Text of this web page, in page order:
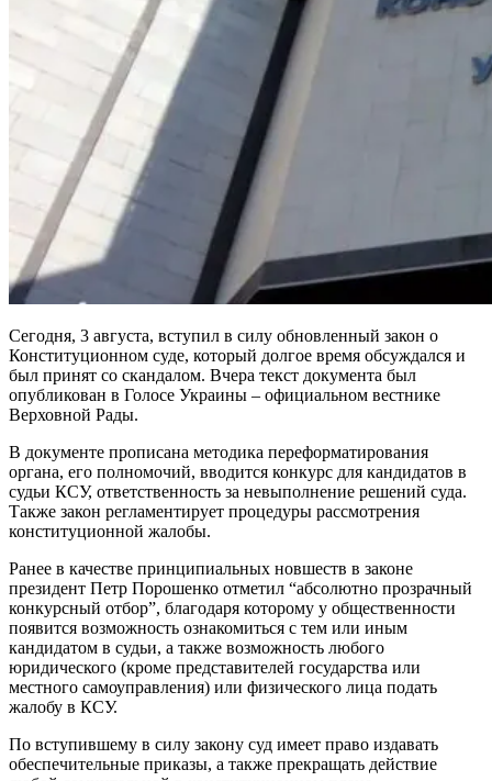
Сегодня, 3 августа, вступил в силу обновленный закон о
Конституционном суде, который долгое время обсуждался и
был принят со скандалом. Вчера текст документа был
опубликован в Голосе Украины – официальном вестнике
Верховной Рады.
В документе прописана методика переформатирования
органа, его полномочий, вводится конкурс для кандидатов в
судьи КСУ, ответственность за невыполнение решений суда.
Также закон регламентирует процедуры рассмотрения
конституционной жалобы.
Ранее в качестве принципиальных новшеств в законе
президент Петр Порошенко отметил “абсолютно прозрачный
конкурсный отбор”, благодаря которому у общественности
появится возможность ознакомиться с тем или иным
кандидатом в судьи, а также возможность любого
юридического (кроме представителей государства или
местного самоуправления) или физического лица подать
жалобу в КСУ.
По вступившему в силу закону суд имеет право издавать
обеспечительные приказы, а также прекращать действие